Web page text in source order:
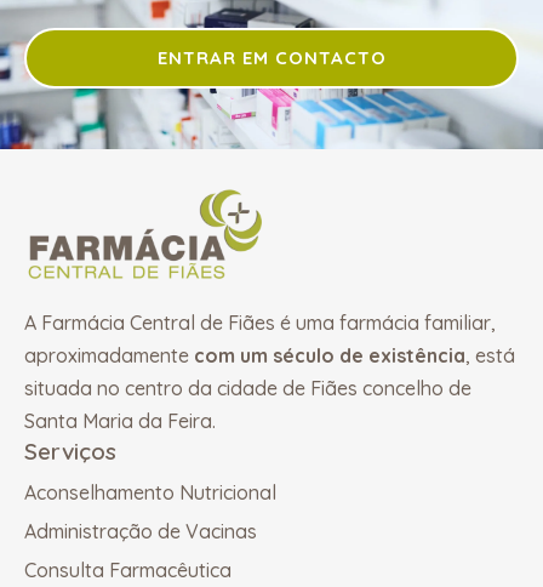
ENTRAR EM CONTACTO
A Farmácia Central de Fiães é uma farmácia familiar,
aproximadamente com um século de existência, está
situada no centro da cidade de Fiães concelho de
Santa Maria da Feira.
Serviços
Aconselhamento Nutricional
Administração de Vacinas
Consulta Farmacêutica